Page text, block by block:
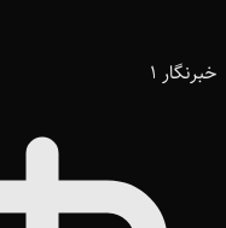
خبرنگار 1